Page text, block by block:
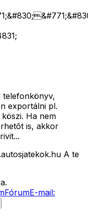
telefonkönyv,
exportálni pl.
Ha nem
is, akkor
A te
FórumE-mail: